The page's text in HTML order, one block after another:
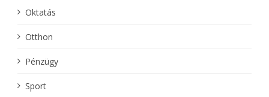
Oktatás
Otthon
Pénzügy
Sport